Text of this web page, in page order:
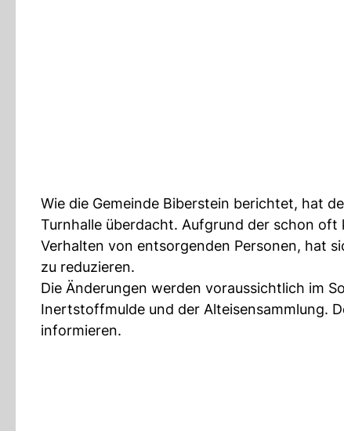
Wie die Gemeinde Biberstein berichtet, hat
Turnhalle überdacht. Aufgrund der schon
Verhalten von entsorgenden Personen, hat
zu reduzieren.
Die Änderungen werden voraussichtlich im
Inertstoffmulde und der Alteisensammlung.
informieren.